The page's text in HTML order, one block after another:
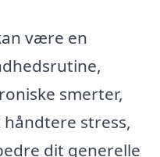
være en
smerter,
stress,
dit generelle